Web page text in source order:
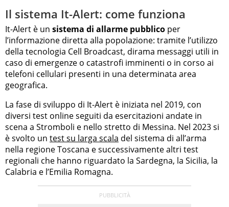
Il sistema It-Alert: come funziona
It-Alert è un sistema di allarme pubblico per
l’informazione diretta alla popolazione: tramite l’utilizzo
della tecnologia Cell Broadcast, dirama messaggi utili in
caso di emergenze o catastrofi imminenti o in corso ai
telefoni cellulari presenti in una determinata area
geografica.
La fase di sviluppo di It-Alert è iniziata nel 2019, con
diversi test online seguiti da esercitazioni andate in
scena a Stromboli e nello stretto di Messina. Nel 2023 si
è svolto un test su larga scala del sistema di all’arma
nella regione Toscana e successivamente altri test
regionali che hanno riguardato la Sardegna, la Sicilia, la
Calabria e l’Emilia Romagna.